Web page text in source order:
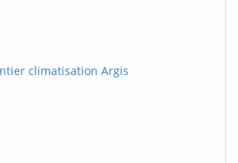
climatisation Argis